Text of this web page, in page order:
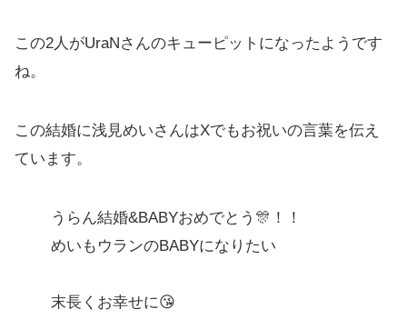
この2人がUraNさんのキューピットになったようです
ね。
この結婚に浅見めいさんはXでもお祝いの言葉を伝え
ています。
うらん結婚&BABYおめでとう🎊！！
めいもウランのBABYになりたい
末長くお幸せに😘